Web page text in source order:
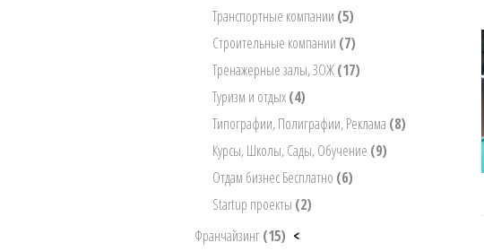
Транспортные компании (5)
Строительные компании (7)
Тренажерные залы, ЗОЖ(17)
Туризм и отдых(4)
Типографии, Полиграфии, Реклама (8)
Курсы, Школы, Сады, Обучение (9)
Отдам бизнес Бесплатно (6)
Startup проекты (2)
Франчайзинг(15) <